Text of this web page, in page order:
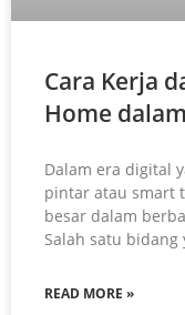
Cara Kerja
Home
Dalam era digital
pintar atau smart
besar dalam
Salah satu bidang
READ MORE »